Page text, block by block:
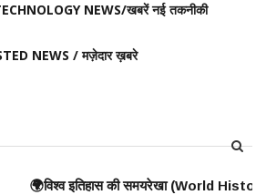
NEWS/खबरें नई तकनीकी
NEWS / मज़ेदार ख़बरे
– हूणों का यूरोप पर
किया ♦️ ईसा पूर्व 360 –
की समयरेखा (World History Timeline) ⸻ ♦️